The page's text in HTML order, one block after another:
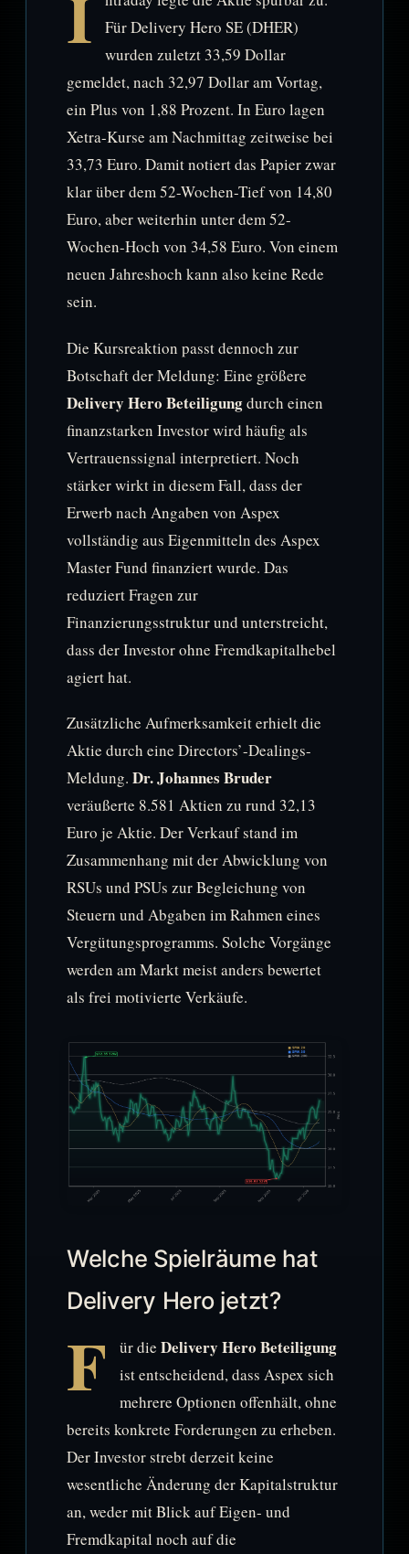
Für Delivery Hero SE (DHER)
wurden zuletzt 33,59 Dollar
gemeldet, nach 32,97 Dollar am Vortag,
ein Plus von 1,88 Prozent. In Euro lagen
Xetra-Kurse am Nachmittag zeitweise bei
33,73 Euro. Damit notiert das Papier zwar
klar über dem 52-Wochen-Tief von 14,80
Euro, aber weiterhin unter dem 52-
Wochen-Hoch von 34,58 Euro. Von einem
neuen Jahreshoch kann also keine Rede
sein.
Die Kursreaktion passt dennoch zur
Botschaft der Meldung: Eine größere
Delivery Hero Beteiligungdurch einen
finanzstarken Investor wird häufig als
Vertrauenssignal interpretiert. Noch
stärker wirkt in diesem Fall, dass der
Erwerb nach Angaben von Aspex
vollständig aus Eigenmitteln des Aspex
Master Fund finanziert wurde. Das
reduziert Fragen zur
Finanzierungsstruktur und unterstreicht,
dass der Investor ohne Fremdkapitalhebel
agiert hat.
Zusätzliche Aufmerksamkeit erhielt die
Aktie durch eine Directors’-Dealings-
Meldung. Dr. Johannes Bruder
veräußerte 8.581 Aktien zu rund 32,13
Euro je Aktie. Der Verkauf stand im
Zusammenhang mit der Abwicklung von
RSUs und PSUs zur Begleichung von
Steuern und Abgaben im Rahmen eines
Vergütungsprogramms. Solche Vorgänge
werden am Markt meist anders bewertet
als frei motivierte Verkäufe.
Welche Spielräume hat
Delivery Hero jetzt?
F ür die Delivery Hero Beteiligung
ist entscheidend, dass Aspex sich
mehrere Optionen offenhält, ohne
bereits konkrete Forderungen zu erheben.
Der Investor strebt derzeit keine
wesentliche Änderung der Kapitalstruktur
an, weder mit Blick auf Eigen- und
Fremdkapital noch auf die